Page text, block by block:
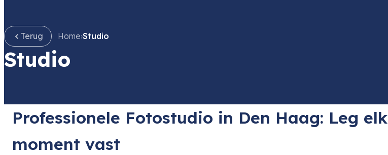
Terug Home›Studio
Studio
Professionele Fotostudio in Den Haag: Leg elk
moment vast